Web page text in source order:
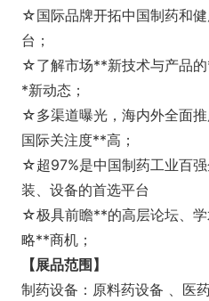
☆国际品牌开拓中国制药和
台；
☆了解市场**新技术与产品
*新动态；
☆多渠道曝光，海内外全面推
国际关注度**高；
☆超97%是中国制药工业百
装、设备的首选平台
☆极具前瞻**的高层论坛、
略**商机；
【展品范围】
制药设备：原料药设备 、医